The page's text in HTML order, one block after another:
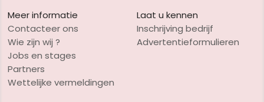
Meer informatie
Contacteer ons
Wie zijn wij ?
Jobs en stages
Partners
Wettelijke vermeldingen
Laat u kennen
Inschrijving bedrijf
Advertentieformulieren